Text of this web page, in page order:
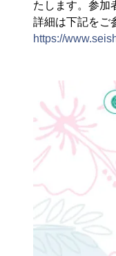
たします。参加
詳細は下記をご
https://